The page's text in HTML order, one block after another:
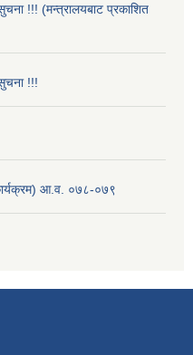
!!! (मन्त्रालयबाट प्रकाशित
!!!
आ.व. ०७८-०७९